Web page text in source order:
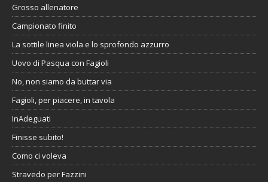
Grosso allenatore
Campionato finito
La sottile linea viola e lo sprofondo azzurro
Uovo di Pasqua con Fagioli
No, non siamo da buttar via
Fagioli, per piacere, in tavola
InAdeguati
Finisse subito!
Como ci voleva
Stravedo per Fazzini